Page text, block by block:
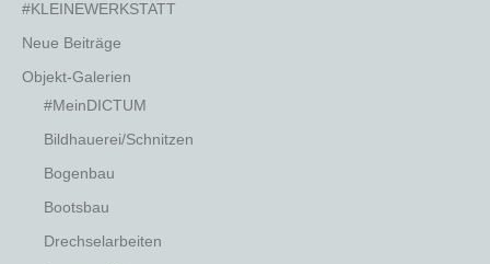
#KLEINEWERKSTATT
Neue Beiträge
Objekt-Galerien
#MeinDICTUM
Bildhauerei/Schnitzen
Bogenbau
Bootsbau
Drechselarbeiten